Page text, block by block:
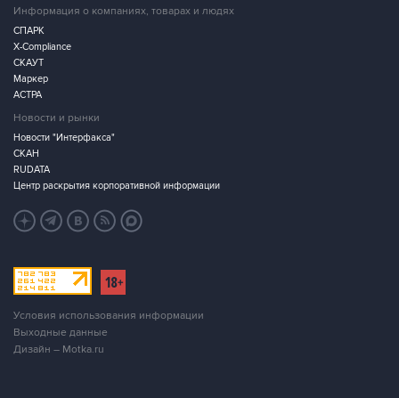
Информация о компаниях, товарах и людях
СПАРК
X-Compliance
СКАУТ
Маркер
АСТРА
Новости и рынки
Новости "Интерфакса"
СКАН
RUDATA
Центр раскрытия корпоративной информации
Условия использования информации
Выходные данные
Дизайн – Motka.ru